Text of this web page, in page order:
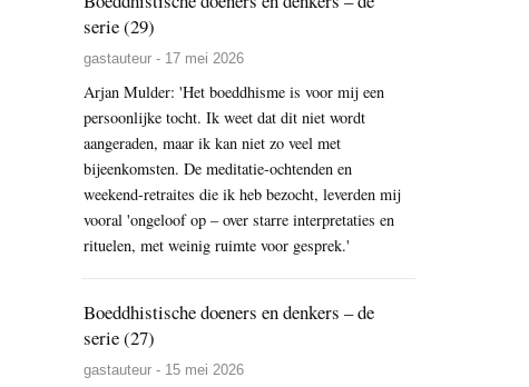
serie (29)
gastauteur - 17 mei 2026
Arjan Mulder: 'Het boeddhisme is voor mij een
persoonlijke tocht. Ik weet dat dit niet wordt
aangeraden, maar ik kan niet zo veel met
bijeenkomsten. De meditatie-ochtenden en
weekend-retraites die ik heb bezocht, leverden mij
vooral 'ongeloof op – over starre interpretaties en
rituelen, met weinig ruimte voor gesprek.'
Boeddhistische doeners en denkers – de
serie (27)
gastauteur - 15 mei 2026